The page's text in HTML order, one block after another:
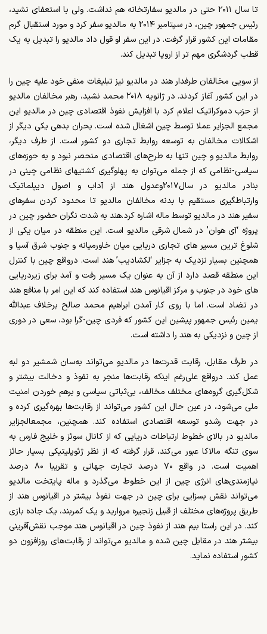
تا سال ۲۰۱۱ حتی در مالدیو سفارتخانه هم نداشت. ولی با استعفای نشید،
رئیس جمهور چین، در سپتامبر۲۰۱۴ به مالدیو سفر کرد و مورد استقبال گرم
مقامات این کشور قرار گرفت. در این سفر او قول داد مالدیو را تبدیل به یک
قطب گردشگری مهم تر از اروپا تبدیل کند.
از سویی مخالفان طرفدار هند در مالدیو نیز تبلیغات منفی خود علیه چین را
در این کشور آغاز کردند. در ژانویه ۲۰۱۸محمد نشید، رهبر مخالفان مالدیو
از حزب دموکراتیک اعلام کرد با افزایش نفوذ اقتصادی چین در مالدیو این
مجمع الجزایر عملا توسط چین اشغال شده است. بحران بدهی یکی دیگر از
اشکالات مخالفان به توسعه روابط تجاری دو کشور است. از طرف دیگر،
روابط مالدیو و چین تنها به طرح‌های اقتصادی منحصر نبود و به حوزه‌های
سیاسی-نظامی که از جمله می‌توان به پهلوگیری کشتیهای نظامی چینی در
بنادر مالدیو در سال۲۰۱۷وعدول هند از آداب و اصول دیپلماتیک
وارتباطگیری مستقیم با بدنه مخالفان مالدیو تا محدود کردن سفرهای
سفیر هند در مالدیو توسط ماله اشاره کرد.هند به شدت نگران حضور چین در
پروژه ‘آی هوان’ در شمال شرقی مالدیو است. این منطقه در میان یکی از
شلوغ ترین مسیر های تجاری دریایی میان خاورمیانه و جنوب شرق آسیا و
همچنین بسیار نزدیک به جزایر ‘لکشادیب’ هند است. درواقع چین با کنترل
این منطقه قصد دارد از آن به عنوان یک مسیر رفت و آمد برای زیردریایی
های خود در جنوب و مرکز اقیانوس هند استفاده کند که این امر با منافع هند
در تضاد است. اما با روی کار آمدن ابراهیم محمد صالح برخلاف عبدالله
یمین رئیس جمهور پیشین این کشور که فردی چین-گرا بود، سعی در دوری
از چین و نزدیکی به هند را داشته است.
در طرف مقابل، رقابت قدرت‌ها در مالدیو می‌تواند به‌سان شمشیر دو لبه
عمل کند. درواقع علی‌رغم اینکه رقابت‌ها منجر به نفوذ و دخالت بیشتر و
شکل‌گیری گروه‌های مختلف مخالف، بی‌ثباتی سیاسی و برهم خوردن امنیت
ملی می‌شود، در عین حال این کشور می‌تواند از رقابت‌‌ها بهره‌گیری کرده و
در جهت رشدو توسعه اقتصادی استفاده کند. همچنین، مجمعالجزایر
مالدیو در بالای خطوط ارتباطات دریایی که از کانال سوئز و خلیج فارس به
سوی تنگه مالاکا عبور می‌کند، قرار گرفته که از نظر ژئوپلیتیکی بسیار حائز
اهمیت است. در واقع ۷۰ درصد تجارت جهانی و تقریبا ۸۰ درصد
نیازمندی‌های انرژی چین از این خطوط می‌گذرد و ماله پایتخت مالدیو
می‌تواند نقش بسزایی برای چین در جهت نفوذ بیشتر در اقیانوس هند از
طریق پروژه‌های مختلف از قبیل زنجیره مروارید و یک کمربند، یک جاده بازی
کند. در این راستا بیم هند از نفوذ چین در اقیانوس هند موجب نقش‌آفرینی
بیشتر هند در مقابل چین شده و مالدیو می‌تواند از رقابت‌های روزافزون دو
کشور استفاده نماید.